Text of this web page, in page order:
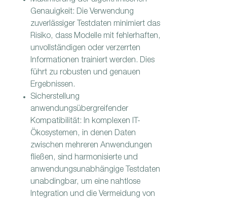
Genauigkeit: Die Verwendung
zuverlässiger Testdaten minimiert das
Risiko, dass Modelle mit fehlerhaften,
unvollständigen oder verzerrten
Informationen trainiert werden. Dies
führt zu robusten und genauen
Ergebnissen.
Sicherstellung
anwendungsübergreifender
Kompatibilität: In komplexen IT-
Ökosystemen, in denen Daten
zwischen mehreren Anwendungen
fließen, sind harmonisierte und
anwendungsunabhängige Testdaten
unabdingbar, um eine nahtlose
Integration und die Vermeidung von